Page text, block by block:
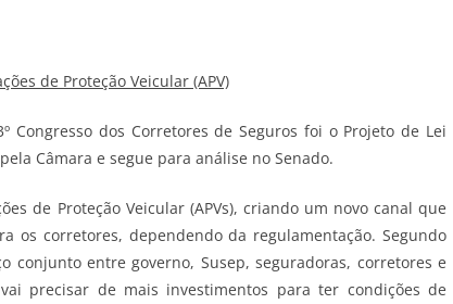
de Proteção Veicular (APV)
dos Corretores de Seguros foi o Projeto de Lei
Câmara e segue para análise no Senado.
de Proteção Veicular (APVs), criando um novo canal que
os corretores, dependendo da regulamentação. Segundo
conjunto entre governo, Susep, seguradoras, corretores e
precisar de mais investimentos para ter condições de